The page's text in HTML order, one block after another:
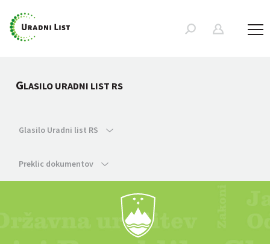
GLASILO URADNI LIST RS
Glasilo Uradni list RS
Preklic dokumentov